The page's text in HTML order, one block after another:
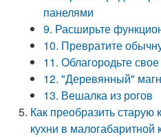
панелями
9. Расширьте
10. Превратите
11. Облагородьте
12. "Деревянный"
13. Вешалка из рогов
Как преобразить
кухни в малогабаритной